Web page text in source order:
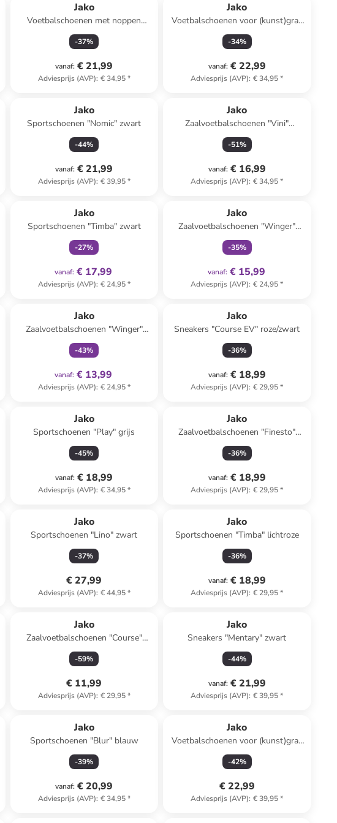
Jako
Voetbalschoenen met noppen
zwart/groen
-37%
vanaf: € 21,99
Adviesprijs (AVP): € 34,95*
Jako
Voetbalschoenen voor (kunst)gras
"Twist" blauw/geel
-34%
vanaf: € 22,99
Adviesprijs (AVP): € 34,95*
Jako
Sportschoenen "Nomic" zwart
-44%
vanaf: € 21,99
Adviesprijs (AVP): € 39,95*
Jako
Zaalvoetbalschoenen "Vini"
paars/zwart
-51%
vanaf: € 16,99
Adviesprijs (AVP): € 34,95*
Jako
Sportschoenen "Timba" zwart
-27%
vanaf: € 17,99
Adviesprijs (AVP): € 24,95*
Jako
Zaalvoetbalschoenen "Winger"
groen
-35%
vanaf: € 15,99
Adviesprijs (AVP): € 24,95*
Jako
Zaalvoetbalschoenen "Winger"
zwart
-43%
vanaf: € 13,99
Adviesprijs (AVP): € 24,95*
Jako
Sneakers "Course EV" roze/zwart
-36%
vanaf: € 18,99
Adviesprijs (AVP): € 29,95*
Jako
Sportschoenen "Play" grijs
-45%
vanaf: € 18,99
Adviesprijs (AVP): € 34,95*
Jako
Zaalvoetbalschoenen "Finesto"
donkerblauw
-36%
vanaf: € 18,99
Adviesprijs (AVP): € 29,95*
Jako
Sportschoenen "Lino" zwart
-37%
€ 27,99
Adviesprijs (AVP): € 44,95*
Jako
Sportschoenen "Timba" lichtroze
-36%
vanaf: € 18,99
Adviesprijs (AVP): € 29,95*
Jako
Zaalvoetbalschoenen "Course"
blauw/geel
-59%
€ 11,99
Adviesprijs (AVP): € 29,95*
Jako
Sneakers "Mentary" zwart
-44%
vanaf: € 21,99
Adviesprijs (AVP): € 39,95*
Jako
Sportschoenen "Blur" blauw
-39%
vanaf: € 20,99
Adviesprijs (AVP): € 34,95*
Jako
Voetbalschoenen voor (kunst)gras
"Skill" blauw
-42%
€ 22,99
Adviesprijs (AVP): € 39,95*